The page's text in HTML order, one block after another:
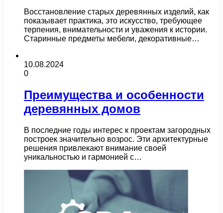
Восстановление старых деревянных изделий, как
показывает практика, это искусство, требующее
терпения, внимательности и уважения к истории.
Старинные предметы мебели, декоративные…
10.08.2024
0
Преимущества и особенности
деревянных домов
В последние годы интерес к проектам загородных
построек значительно возрос. Эти архитектурные
решения привлекают внимание своей
уникальностью и гармонией с…